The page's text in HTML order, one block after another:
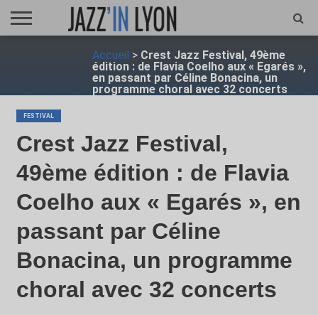
Accueil > Crest Jazz Festival, 49ème
édition : de Flavia Coelho aux « Egarés »,
en passant par Céline Bonacina, un
programme choral avec 32 concerts
FESTIVAL
Crest Jazz Festival,
49ème édition : de Flavia
Coelho aux « Egarés », en
passant par Céline
Bonacina, un programme
choral avec 32 concerts